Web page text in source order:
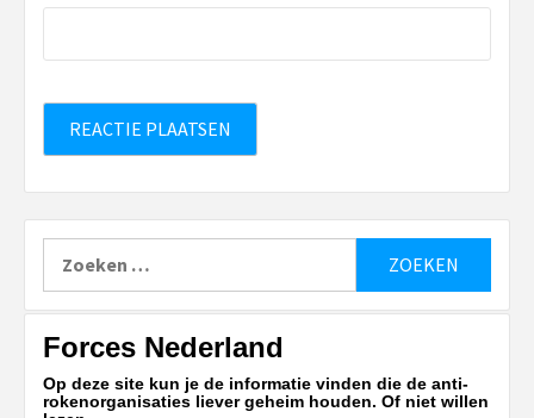
naar:
Forces Nederland
Op deze site kun je de informatie vinden die de anti-
rokenorganisaties liever geheim houden. Of niet willen